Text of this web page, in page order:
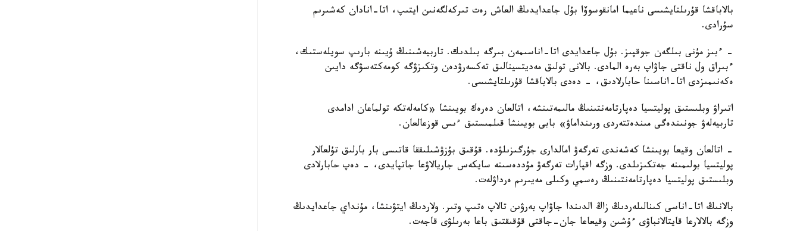
بالاباقشا قۇرىلتايشىسى ناعيما امانقوسوۆا بۇل جاعدايدىڭ العاش رەت تىركەلگەنىن ايتىپ، اتا-انادان كەشىرىم
سۇرادى.
- ءبىز مۇنى بىلگەن جوقپىز. بۇل جاعدايدى اتا-اناسىمەن بىرگە بىلدىك. تاربيەشىنىڭ ۇيىنە بارىپ سويلەستىك،
ءبىراق ول ناقتى جاۋاپ بەرە المادى. بالانى تولىق مەديتسينالىق تەكسەرۋدەن وتكىزۋگە كومەكتەسۋگە دايىن
ەكەنىمىزدى اتا-اناسىنا حابارلادىق، - دەدى بالاباقشا قۇرىلتايشىسى.
اتىراۋ وبلىستىق پوليتسيا دەپارتامەنتىنىڭ مالىمەتىنشە، اتالعان دەرەك بويىنشا «كامەلەتكە تولماعان ادامدى
تاربيەلەۋ جونىندەگى مىندەتتەردى ورىنداماۋ» بابى بويىنشا قىلمىستىق ءىس قوزعالعان.
- اتالعان وقيعا بويىنشا كەشەندى تەرگەۋ امالدارى جۇرگىزىلۋدە. قۇقىق بۇزۋشىلىققا قاتىسى بار بارلىق تۇلعالار
پوليتسيا بولىمىنە جەتكىزىلدى. وزگە اقپارات تەرگەۋ مۇددەسىنە سايكەس جاريالاۋعا جاتپايدى، - دەپ حابارلادى
وبلىستىق پوليتسيا دەپارتامەنتىنىڭ رەسمي وكىلى مەيىرىم ەرداۋلەت.
بالانىڭ اتا-اناسى كىنالىلەردىڭ زاڭ الدىندا جاۋاپ بەرۋىن تالاپ ەتىپ وتىر. ولاردىڭ ايتۋىنشا، مۇنداي جاعدايدىڭ
وزگە بالالارعا قايتالانباۋى ءۇشىن وقيعاعا جان-جاقتى قۇقىقتىق باعا بەرىلۋى قاجەت.